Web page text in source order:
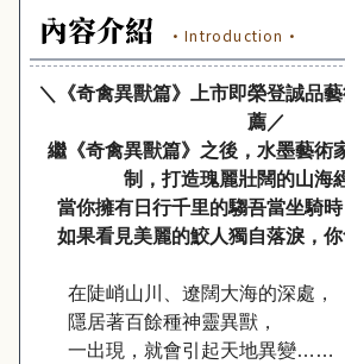
內容介紹 ·Introduction·
＼《奇禽異獸篇》上市即榮登誠品
薦／
繼《奇禽異獸篇》之後，水墨藝術
制，打造瑰麗壯闊的山海
當你擁有日行千里的騶吾當坐騎
如果看見美麗的鮫人獨自落淚，
在陡峭山川、遼闊大海的深處，
隱居著百餘種神靈異獸，
一出現，就會引起天地異變……